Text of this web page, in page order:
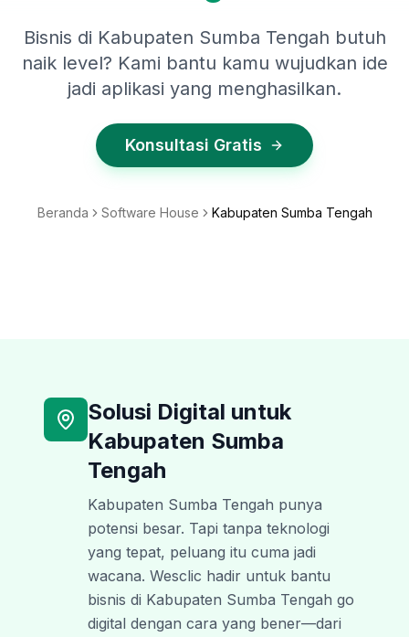
Bisnis di Kabupaten Sumba Tengah butuh
naik level? Kami bantu kamu wujudkan ide
jadi aplikasi yang menghasilkan.
Konsultasi Gratis
Beranda Software House Kabupaten Sumba Tengah
Solusi Digital untuk
Kabupaten Sumba
Tengah
Kabupaten Sumba Tengah punya
potensi besar. Tapi tanpa teknologi
yang tepat, peluang itu cuma jadi
wacana. Wesclic hadir untuk bantu
bisnis di Kabupaten Sumba Tengah go
digital dengan cara yang bener—dari